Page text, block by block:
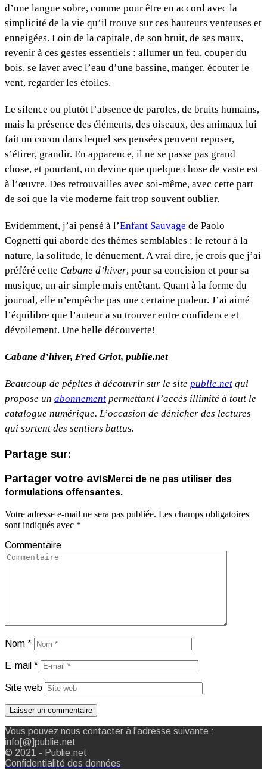
d’une langue sobre, comme pour être en accord avec la
simplicité de la vie qu’il trouve sur ces hauteurs venteuses et
enneigées. Loin de la capitale, de son bruit, de ses maux,
revenir à ces gestes essentiels : allumer un feu, couper du
bois, se laver avec l’eau d’une bassine, manger, écouter le
vent, regarder les étoiles.
Le silence ou plutôt l’absence de paroles, de bruits humains,
mais la présence des éléments, des oiseaux, des animaux lui
fait un cocon dans lequel ses pensées peuvent reposer,
s’étirer, grandir. En apparence, il ne se passe pas grand
chose, et pourtant, on devine que quelque chose de vaste est
à l’œuvre. Des retrouvailles avec soi-même, avec cette part
de soi que la vie moderne fait trop souvent oublier.
Evidemment, j’ai pensé à l’Enfant Sauvage de Paolo
Cognetti qui aborde des thèmes semblables : le retour à la
nature, la solitude, le dénuement. A vrai dire, je crois que j’ai
préféré cette Cabane d’hiver, pour sa concision et pour sa
musique, un air simple mais entêtant. Quant à la forme du
journal, elle n’empêche pas une certaine pudeur. J’ai aimé
l’équilibre que l’auteur a su trouver entre confidence et
dévoilement. Une belle découverte!
Cabane d’hiver, Fred Griot, publie.net
Beaucoup de pépites à découvrir sur le site publie.net qui
propose un abonnement permettant l’accès illimité à tout le
catalogue numérique. L’occasion de dénicher des lectures
qui sortent des sentiers battus.
Partage sur:
Partager votre avisMerci de ne pas utiliser des
formulations offensantes.
Votre adresse e-mail ne sera pas publiée. Les champs obligatoires
sont indiqués avec *
Commentaire
Nom *
E-mail *
Site web
Vous pouvez nous contacter à l'adresse suivante :
info[@]publie.net
© 2021 - Publie.net
Confidentialité des données